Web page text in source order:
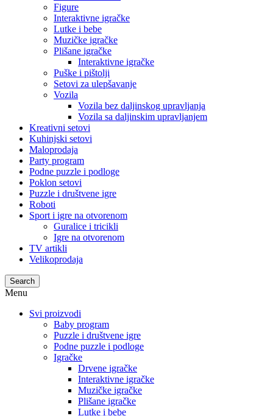
Figure
Interaktivne igračke
Lutke i bebe
Muzičke igračke
Plišane igračke
Interaktivne igračke
Puške i pištolji
Setovi za ulepšavanje
Vozila
Vozila bez daljinskog upravljanja
Vozila sa daljinskim upravljanjem
Kreativni setovi
Kuhinjski setovi
Maloprodaja
Party program
Podne puzzle i podloge
Poklon setovi
Puzzle i društvene igre
Roboti
Sport i igre na otvorenom
Guralice i tricikli
Igre na otvorenom
TV artikli
Velikoprodaja
Search
Menu
Svi proizvodi
Baby program
Puzzle i društvene igre
Podne puzzle i podloge
Igračke
Drvene igračke
Interaktivne igračke
Muzičke igračke
Plišane igračke
Lutke i bebe